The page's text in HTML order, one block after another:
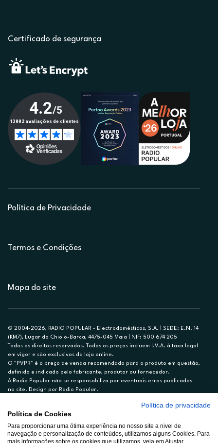
Certificado de segurança
Política de Privacidade
Termos e Condições
Mapa do site
© 2004-2026, RADIO POPULAR - Electrodomésticos, S.A. | SEDE: E.N. 14
(KM7), Lugar do Chiolo-Barca, 4475-045 Maia | NIF: 500 674 205
Todos os direitos reservados. Todos os preços incluem I.V.A. à taxa legal
em vigor e são exclusivos da loja online.
O "PVPR" é o preço de venda recomendado para o produto em questão,
definido e indicado pelo fabricante, produtor ou fornecedor.
A Radio Popular não se responsabiliza por eventuais erros publicados
no site. Design por Radio Popular.
Ex. para limite de crédito de €1.500, reembolsado em 12 meses, TAN
14,79%.
Crédito sujeito a aprovação pelo Cetelem, marca BNP Paribas Personal
Política de privacidade
Política de Cookies
Para proporcionar uma ótima experiência no nosso site a nivel de
navegação e personalização de conteúdos, utilizamos alguns Cookies. Para
mais informações sobre os cookies que utilizamos, veja em Ajustar.